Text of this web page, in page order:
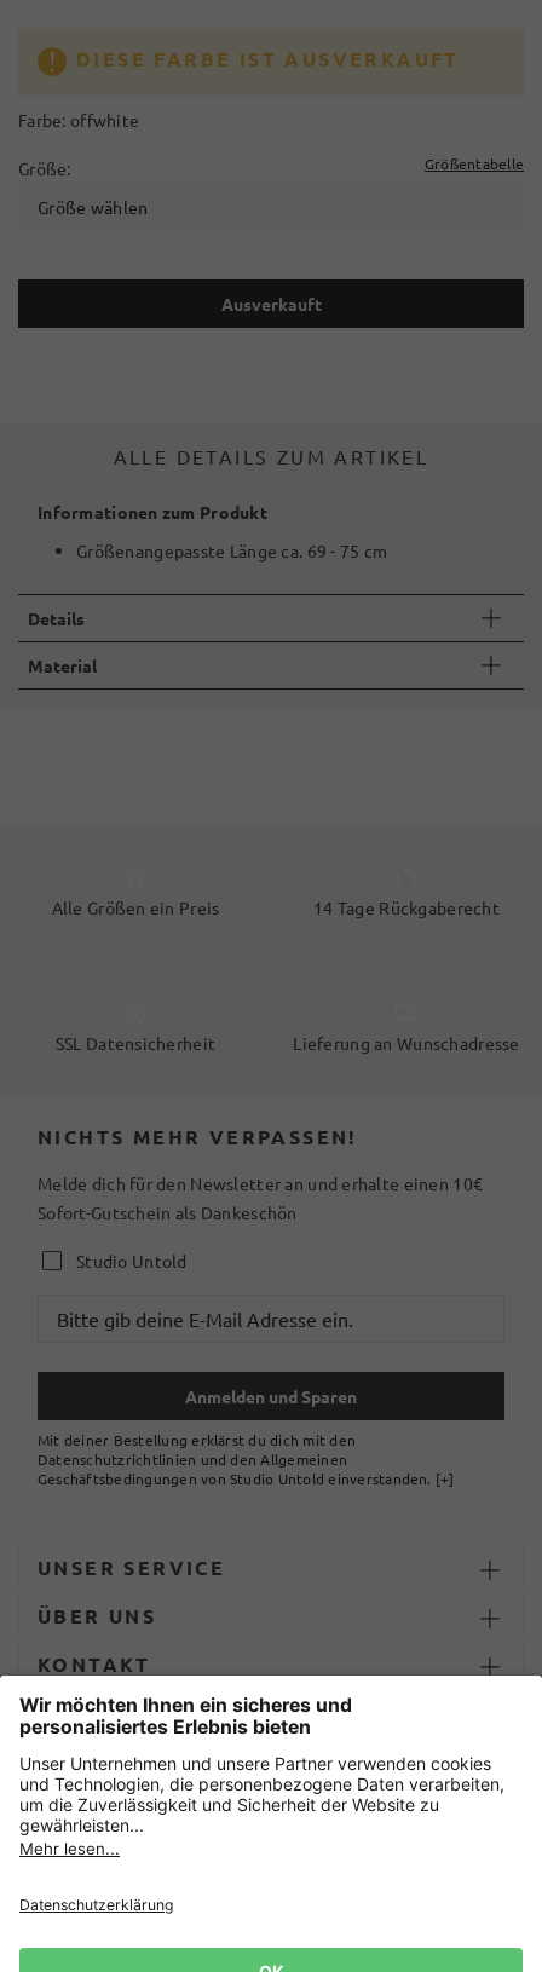
DIESE FARBE IST AUSVERKAUFT
Farbe: offwhite
Größe: Größentabelle
Größe wählen
Ausverkauft
ALLE DETAILS ZUM ARTIKEL
Informationen zum Produkt
Größenangepasste Länge ca. 69 - 75 cm
Details
Material
Alle Größen ein Preis 14 Tage Rückgaberecht
SSL Datensicherheit Lieferung an Wunschadresse
NICHTS MEHR VERPASSEN!
Melde dich für den Newsletter an und erhalte einen 10€
Sofort-Gutschein als Dankeschön
Studio Untold
Anmelden und Sparen
Mit deiner Bestellung erklärst du dich mit den
Datenschutzrichtlinien und den Allgemeinen
Geschäftsbedingungen von Studio Untold einverstanden. [+]
UNSER SERVICE
ÜBER UNS
KONTAKT
ZAHLUNG UND LIEFERUNG
Sicher einkaufen mit
Impressum